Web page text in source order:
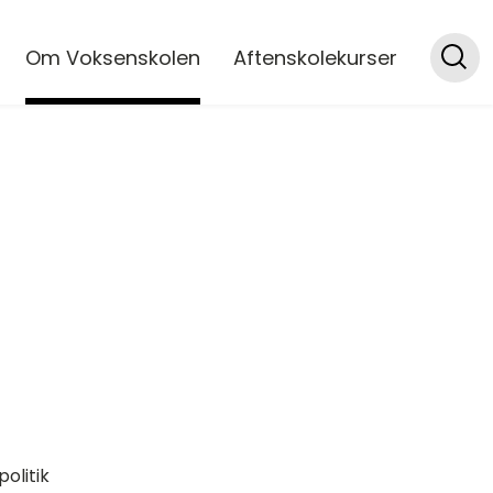
Om Voksenskolen Aftenskolekurser